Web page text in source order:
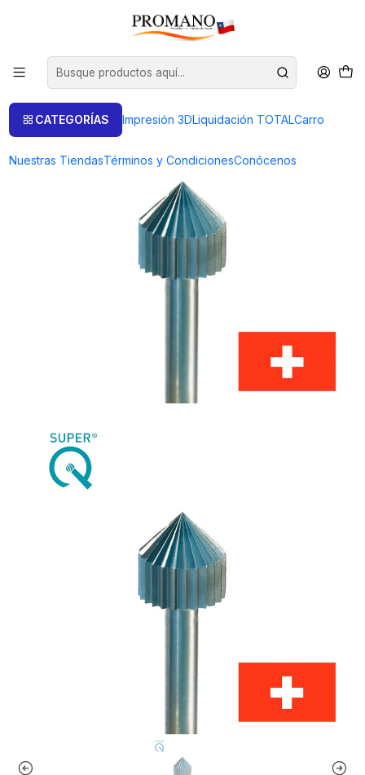
CATEGORÍAS Impresión 3DLiquidación TOTALCarro
Nuestras TiendasTérminos y CondicionesConócenos
Perforación Corte
FRESA CILINDRO EN PUNTA. 1.5 MM.